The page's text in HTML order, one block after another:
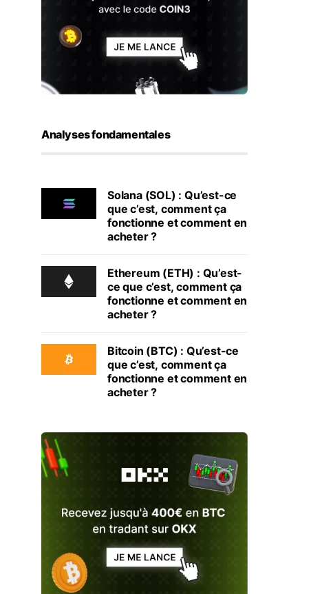
Analyses fondamentales
Solana (SOL) : Qu’est-ce
que c’est, comment ça
fonctionne et comment en
acheter ?
Ethereum (ETH) : Qu’est-
ce que c’est, comment ça
fonctionne et comment en
acheter ?
Bitcoin (BTC) : Qu’est-ce
que c’est, comment ça
fonctionne et comment en
acheter ?